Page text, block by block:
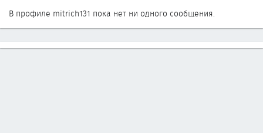
В профиле mitrich131 пока нет ни одного сообщения.